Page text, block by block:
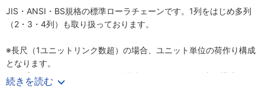
JIS・ANSI・BS規格の標準ローラチェーンです。1列をはじめ多列
（2・3・4列）も取り扱っております。
※長尺（1ユニットリンク数超）の場合、ユニット単位の荷作り構成
となります。
例）『60-1RP-1600リンク』の場合、160リンク×10本の構成とな
ります。
続きを読む